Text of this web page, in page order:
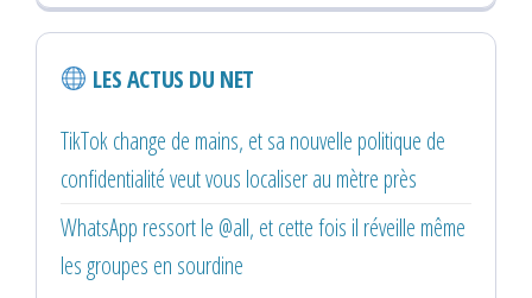
LES ACTUS DU NET
TikTok change de mains, et sa nouvelle politique de
confidentialité veut vous localiser au mètre près
WhatsApp ressort le @all, et cette fois il réveille même
les groupes en sourdine